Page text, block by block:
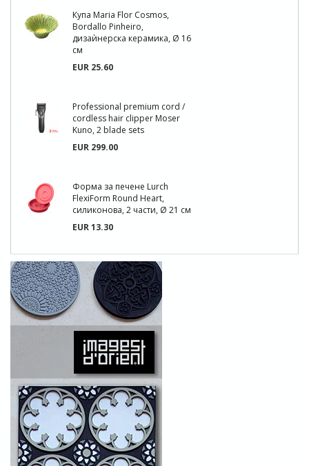
Купа Maria Flor Cosmos,
Bordallo Pinheiro,
дизаѝнерска керамика, Ø 16
см
EUR 25.60
Professional premium cord /
cordless hair clipper Moser
Kuno, 2 blade sets
EUR 299.00
Форма за печене Lurch
FlexiForm Round Heart,
силиконова, 2 части, Ø 21 см
EUR 13.30